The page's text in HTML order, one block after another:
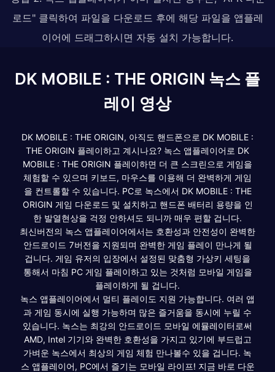
로드" 클릭하여 파일을 다운로드 후에 해당 파일을 앱플레
이어에 드래그하시면 자동 설치 가능합니다.
DK MOBILE : THE ORIGIN 녹스 플
레이 영상
DK MOBILE : THE ORIGIN, 아직도 핸드폰으로 DK MOBILE :
THE ORIGIN 플레이하고 계시나요? 녹스 앱플레이어로 DK
MOBILE : THE ORIGIN 플레이하면 더 큰 스크린으로 게임을
체험할 수 있으며 키보드, 마우스를 이용해 더 완벽하게 게임
을 컨트롤할 수 있습니다. PC로 녹스에서 DK MOBILE : THE
ORIGIN 게임 다운로드 및 설치하고 핸드폰 배터리 용량을 인
한 발열현상을 걱정 안하셔도 되니까 매우 편할 겁니다.
최신버전의 녹스 앱플레이어에서는 호환성과 안전성이 완벽한
안드로이드 7버전을 지원되며 완벽한 게임 플레이 만나게 될
겁니다. 게임 유저의 입장에서 설정된 맞춤형 가상키 세팅을
통해서 마침 PC 게임 플레이하고 있는 것처럼 모바일 게임을
플레이하게 될 겁니다.
녹스 앱플레이어에서 멀티 플레이도 지원 가능합니다. 여러 앱
과 게임 동시에 실행 가능하며 많은 즐거움을 동시에 누릴 수
있습니다. 녹스는 최강의 안드로이드 모바일 에뮬레이터로써
AMD, Intel 기기와 완벽한 호환성을 가지고 있기에 부드럽고
가벼운 녹스에서 최상의 게임 체험 만나볼수 있을 겁니다. 녹
스 앱플레이어, PC에서 즐기는 모바일 라이프! 지금 바로 다운